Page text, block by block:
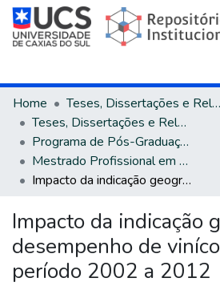
Home
Teses, Dissertações e Relatórios
Teses, Dissertações e Relatórios defendidos na UCS
Programa de Pós-Graduação em Biotecnologia
Mestrado Profissional em Biotecnologia e Gestão Vitivinícola
Impacto da indicação geográfica no desempenho de vinícolas no período 2002 a 2012
Impacto da indicação
desempenho de
período 2002 a 2012